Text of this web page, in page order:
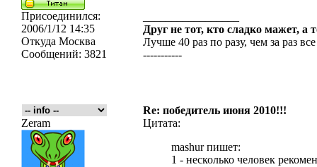
Присоединился:
2006/1/12 14:35
Откуда Москва
Сообщений: 3821
Друг не тот, кто сладко мажет, а
Лучше 40 раз по разу, чем за раз
-----------
Re: победитель июня 2010!!!
Zeram
Цитата:
mashur пишет:
1 - несколько человек